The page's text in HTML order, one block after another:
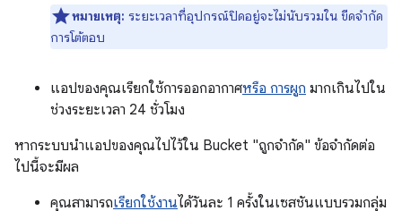
หมายเหตุ: ระยะเวลาที่อุปกรณ์ปิดอยู่จะไม่นับรวมใน ขีดจำกัด
การโต้ตอบ
แอปของคุณเรียกใช้การออกอากาศหรือ การผูก มากเกินไปใน
ช่วงระยะเวลา 24 ชั่วโมง
หากระบบนำแอปของคุณไปไว้ใน Bucket "ถูกจำกัด" ข้อจำกัดต่อ
ไปนี้จะมีผล
คุณสามารถเรียกใช้งานได้วันละ 1 ครั้งในเซสชันแบบรวมกลุ่ม